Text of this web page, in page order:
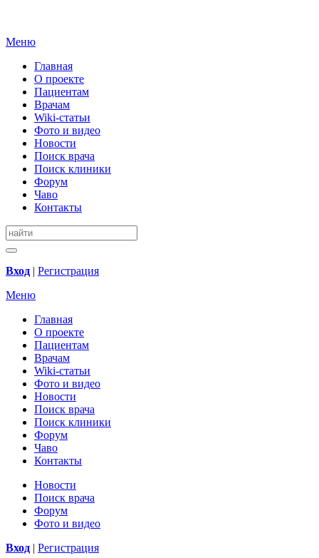
Меню
Главная
О проекте
Пациентам
Врачам
Wiki-статьи
Фото и видео
Новости
Поиск врача
Поиск клиники
Форум
Чаво
Контакты
Вход | Регистрация
Меню
Главная
О проекте
Пациентам
Врачам
Wiki-статьи
Фото и видео
Новости
Поиск врача
Поиск клиники
Форум
Чаво
Контакты
Новости
Поиск врача
Форум
Фото и видео
Вход | Регистрация